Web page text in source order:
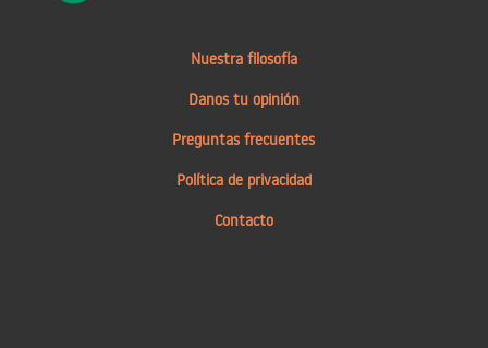
Nuestra filosofía
Danos tu opinión
Preguntas frecuentes
Política de privacidad
Contacto